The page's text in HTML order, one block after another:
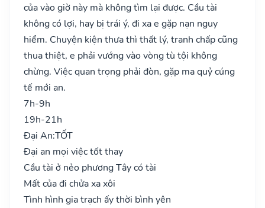
của vào giờ này mà không tìm lại được. Cầu tài
không có lợi, hay bị trái ý, đi xa e gặp nạn nguy
hiểm. Chuyện kiện thưa thì thất lý, tranh chấp cũng
thua thiệt, e phải vướng vào vòng tù tội không
chừng. Việc quan trọng phải đòn, gặp ma quỷ cúng
tế mới an.
7h-9h
19h-21h
Đại An:TỐT
Đại an mọi việc tốt thay
Cầu tài ở nẻo phương Tây có tài
Mất của đi chửa xa xôi
Tình hình gia trạch ấy thời bình yên